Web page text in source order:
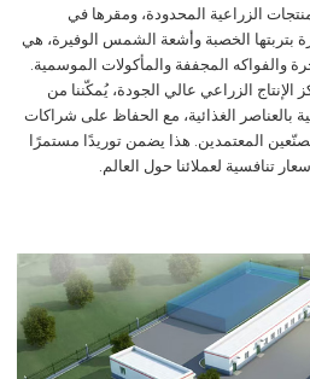
الزراعية المحدودة، ومقرها في
بتربتها الخصبة وأشعة الشمس الوفيرة، هي
والفواكه المجففة والمأكولات الموسمية.
الزراعي عالي الجودة، يُمكّننا من
الغذائية، مع الحفاظ على شراكات
المعتمدين. هذا يضمن توريدًا مستمرًا
تنافسية لعملائنا حول العالم.